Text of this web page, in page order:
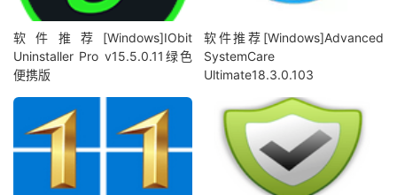
软件推荐[Windows]IObit
Uninstaller Pro v15.5.0.11绿色
便携版
软件推荐[Windows]Advanced
SystemCare
Ultimate18.3.0.103